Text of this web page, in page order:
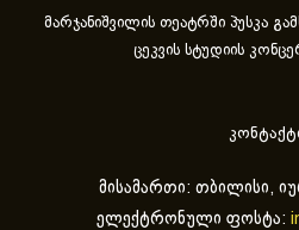
მარჯანიშვილის თეატრში პუსკა
ცეკვის სტუდიის
მისამართი: თბილისი,
ელექტრონული ფოსტა: